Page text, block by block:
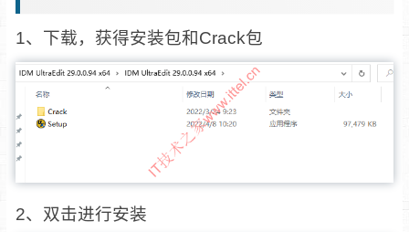
1、下载，获得安装包和Crack包
2、双击进行安装